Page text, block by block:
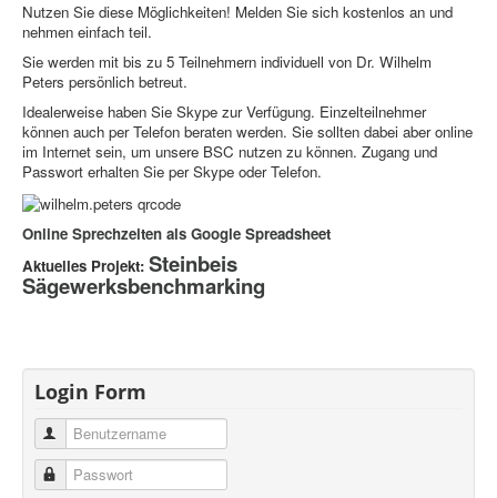
Nutzen Sie diese Möglichkeiten! Melden Sie sich kostenlos an und
nehmen einfach teil.
Sie werden mit bis zu 5 Teilnehmern individuell von Dr. Wilhelm
Peters persönlich betreut.
Idealerweise haben Sie Skype zur Verfügung. Einzelteilnehmer
können auch per Telefon beraten werden. Sie sollten dabei aber online
im Internet sein, um unsere BSC nutzen zu können. Zugang und
Passwort erhalten Sie per Skype oder Telefon.
Online Sprechzeiten als Google Spreadsheet
Aktuelles Projekt: Steinbeis
Sägewerksbenchmarking
Login Form
Benutzername
Passwort